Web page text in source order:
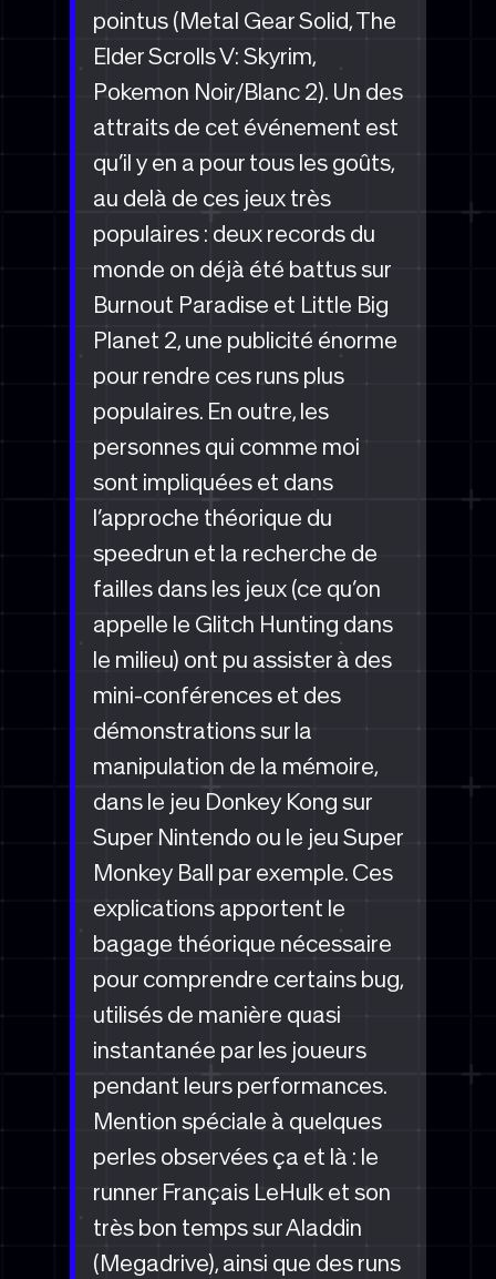
pointus (Metal Gear Solid, The
Elder Scrolls V: Skyrim,
Pokemon Noir/Blanc 2). Un des
attraits de cet événement est
qu’il y en a pour tous les goûts,
au delà de ces jeux très
populaires : deux records du
monde on déjà été battus sur
Burnout Paradise et Little Big
Planet 2, une publicité énorme
pour rendre ces runs plus
populaires. En outre, les
personnes qui comme moi
sont impliquées et dans
l’approche théorique du
speedrun et la recherche de
failles dans les jeux (ce qu’on
appelle le Glitch Hunting dans
le milieu) ont pu assister à des
mini-conférences et des
démonstrations sur la
manipulation de la mémoire,
dans le jeu Donkey Kong sur
Super Nintendo ou le jeu Super
Monkey Ball par exemple. Ces
explications apportent le
bagage théorique nécessaire
pour comprendre certains bug,
utilisés de manière quasi
instantanée par les joueurs
pendant leurs performances.
Mention spéciale à quelques
perles observées ça et là : le
runner Français LeHulk et son
très bon temps sur Aladdin
(Megadrive), ainsi que des runs